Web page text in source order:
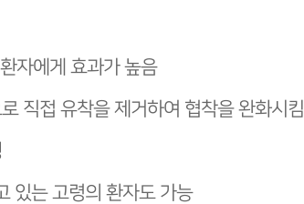
자에게 효과가 높음
직접 유착을 제거하여 협착을 완화시킴
있는 고령의 환자도 가능